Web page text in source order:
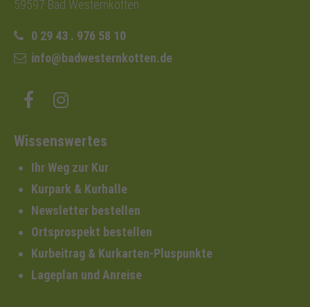
59597 Bad Westernkotten
0 29 43 . 976 58 10
info@badwesternkotten.de
Wissenswertes
Ihr Weg zur Kur
Kurpark & Kurhalle
Newsletter bestellen
Ortsprospekt bestellen
Kurbeitrag & Kurkarten-Pluspunkte
Lageplan und Anreise